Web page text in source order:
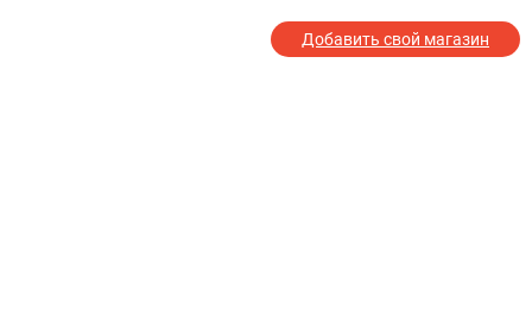
Добавить свой магазин